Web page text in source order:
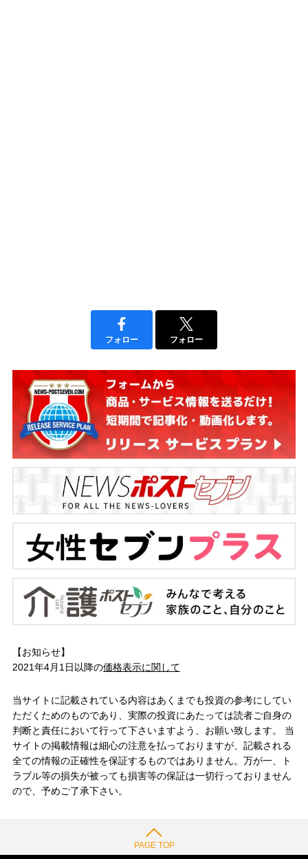
フォロー フォロー
【お知らせ】
2021年4月1日以降の価格表示に関して
当サイトに記載されている内容はあくまでも投資の参考にしてい
ただくためのものであり、実際の投資にあたっては読者ご自身の
判断と責任において行って下さいますよう、お願い致します。 当
サイトの掲載情報は細心の注意を払っておりますが、記載される
全ての情報の正確性を保証するものではありません。万が一、ト
ラブル等の損失が被っても損害等の保証は一切行っておりません
ので、予めご了承下さい。
PAGE TOP